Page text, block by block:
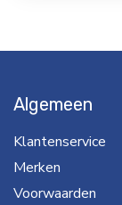
Algemeen
Klantenservice
Merken
Voorwaarden